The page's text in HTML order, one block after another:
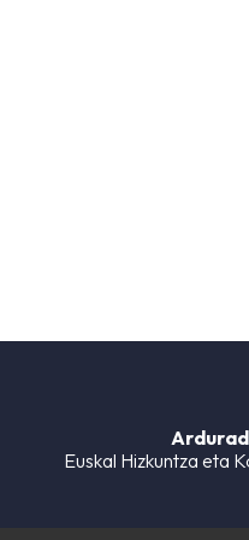
Euskal Hizkuntza eta